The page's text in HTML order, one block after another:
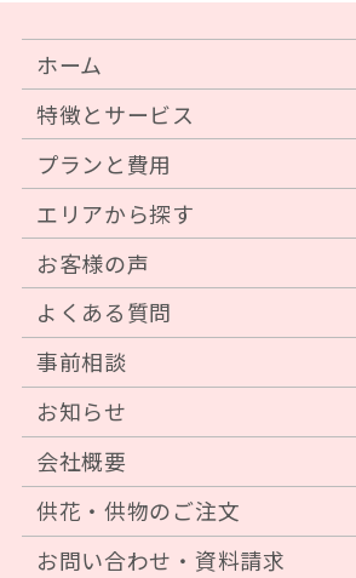
ホーム
特徴とサービス
プランと費用
エリアから探す
お客様の声
よくある質問
事前相談
お知らせ
会社概要
供花・供物のご注文
お問い合わせ・資料請求